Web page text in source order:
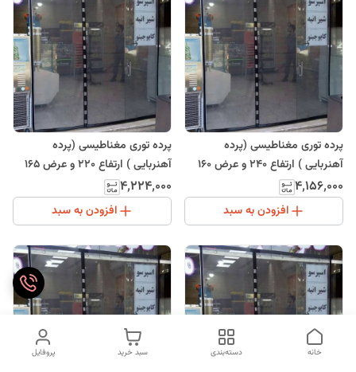
پرده توری مغناطیسی (پرده
آهنربایی ) ارتفاع 240 و عرض 160
۴٬۱۵۶٬۰۰۰
افزودن به سبد
پرده توری مغناطیسی (پرده
آهنربایی ) ارتفاع 220 و عرض 165
(ارسال رایگان)
۴٬۲۲۴٬۰۰۰
افزودن به سبد
پروفایل سبد خرید دسته‌بندی خانه